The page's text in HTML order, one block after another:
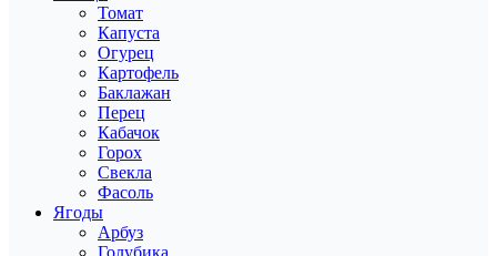
Томат
Капуста
Огурец
Картофель
Баклажан
Перец
Кабачок
Горох
Свекла
Фасоль
Ягоды
Арбуз
Голубика